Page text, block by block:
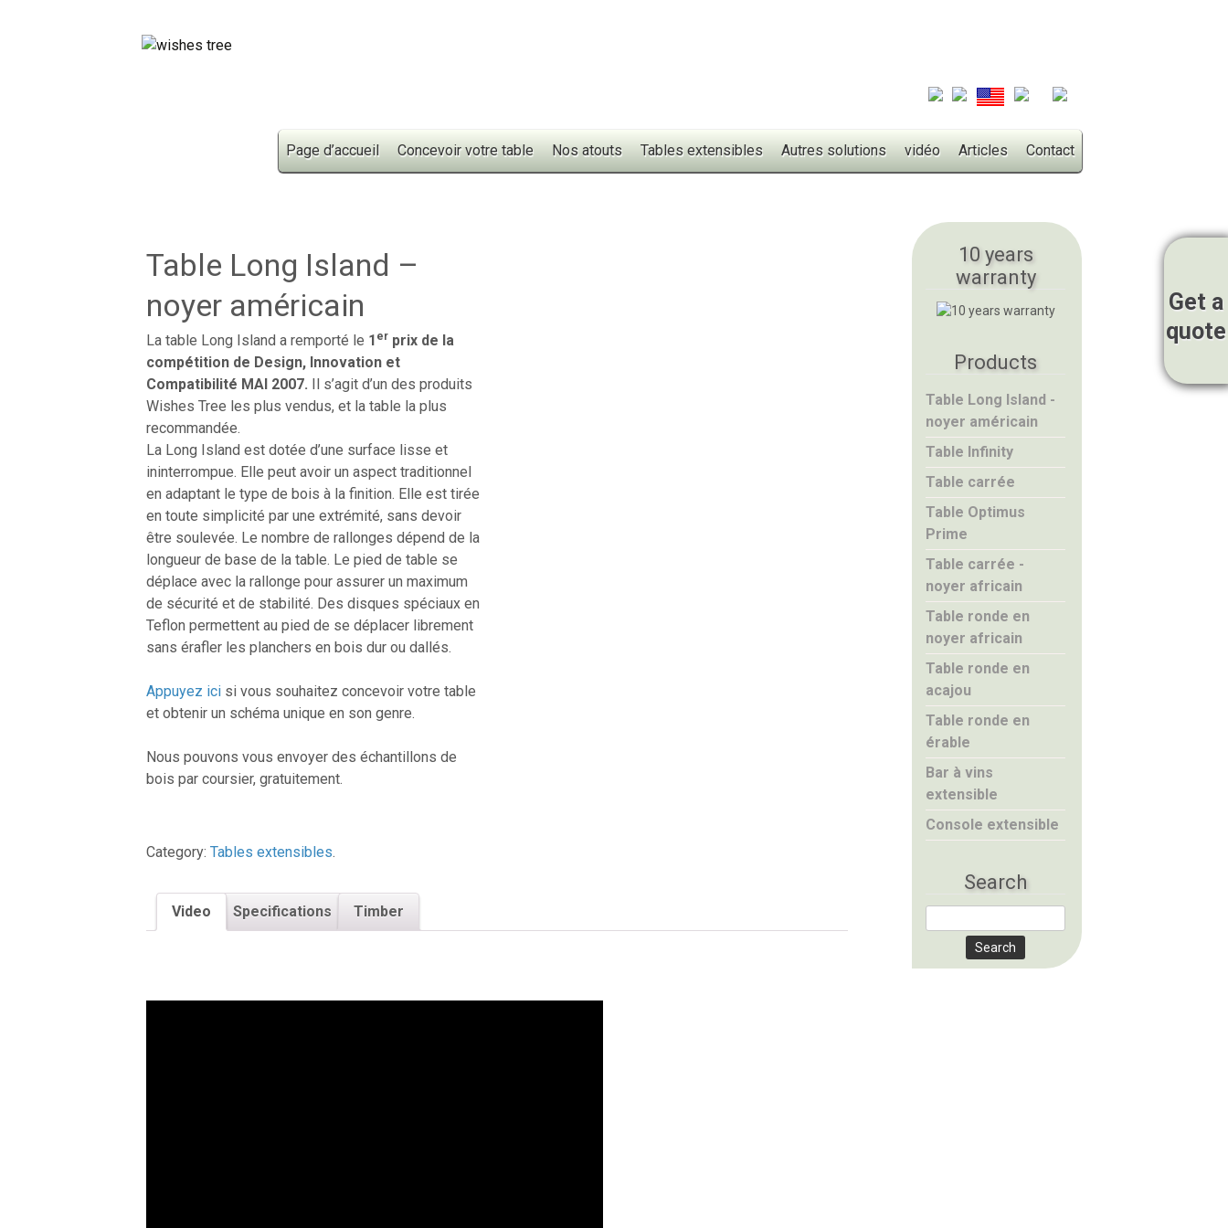
Skip to content
Page d’accueil Concevoir votre table Nos atouts Tables extensibles Autres solutions vidéo Articles Contact
Get a
quote
Table Long Island –
noyer américain
La table Long Island a remporté le 1 er prix de la
compétition de Design, Innovation et
Compatibilité MAI 2007. Il s’agit d’un des produits
Wishes Tree les plus vendus, et la table la plus
recommandée.
La Long Island est dotée d’une surface lisse et
ininterrompue. Elle peut avoir un aspect traditionnel
en adaptant le type de bois à la finition. Elle est tirée
en toute simplicité par une extrémité, sans devoir
être soulevée. Le nombre de rallonges dépend de la
longueur de base de la table. Le pied de table se
déplace avec la rallonge pour assurer un maximum
de sécurité et de stabilité. Des disques spéciaux en
Teflon permettent au pied de se déplacer librement
sans érafler les planchers en bois dur ou dallés.
Appuyez ici si vous souhaitez concevoir votre table
et obtenir un schéma unique en son genre.
Nous pouvons vous envoyer des échantillons de
bois par coursier, gratuitement.
Category: Tables extensibles.
Video Specifications Timber
10 years
warranty
Products
Table Long Island -
noyer américain
Table Infinity
Table carrée
Table Optimus
Prime
Table carrée -
noyer africain
Table ronde en
noyer africain
Table ronde en
acajou
Table ronde en
érable
Bar à vins
extensible
Console extensible
Search